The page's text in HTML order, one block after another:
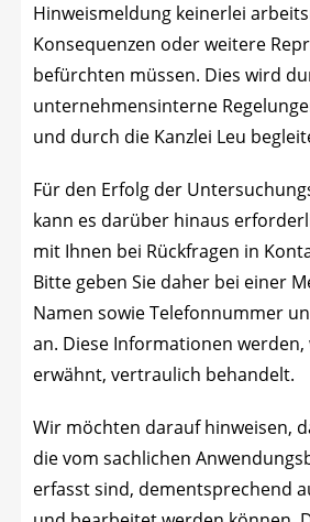
Hin­weis­mel­dung kei­ner­lei
Kon­se­quen­zen oder wei­te­re
befürch­ten müs­sen. Dies wird
unter­neh­mens­in­ter­ne
und durch die Kanz­lei Leu
Für den Erfolg der
kann es dar­über hin­aus
mit Ihnen bei Rück­fra­gen in
Bit­te geben Sie daher bei einer
Namen sowie Tele­fon­num­mer
an. Die­se Infor­ma­tio­nen
erwähnt, ver­trau­lich behandelt.
Wir möch­ten dar­auf hin­wei­sen,
die vom sach­li­chen
erfasst sind, dem­entspre­chend